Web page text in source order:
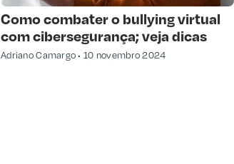
Como combater o bullying virtual
com cibersegurança; veja dicas
Adriano Camargo 10 novembro 2024